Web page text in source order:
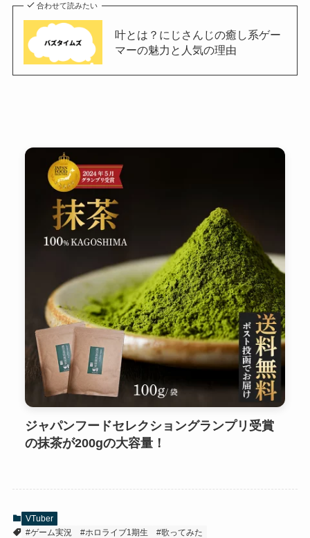
合わせて読みたい
叶とは？にじさんじの癒し系ゲー
マーの魅力と人気の理由
ジャパンフードセレクショングランプリ受賞
の抹茶が200gの大容量！
VTuber
#ゲーム実況
#ホロライブ1期生
#歌ってみた